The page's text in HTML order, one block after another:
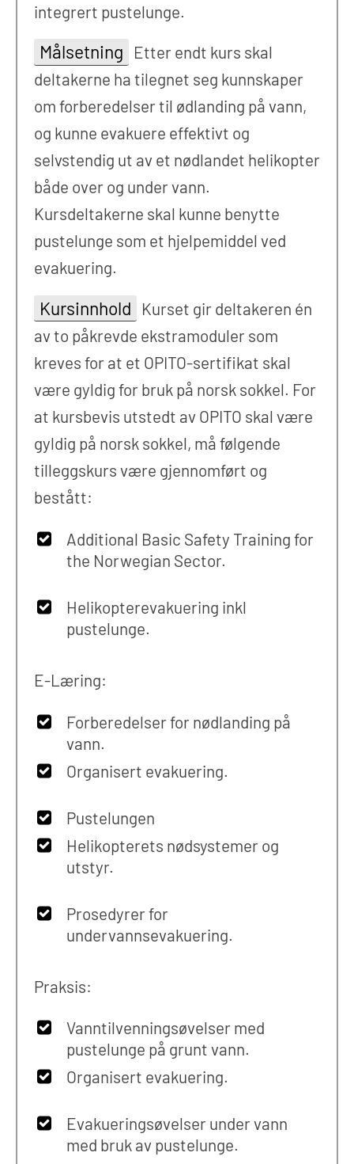
integrert pustelunge.
Målsetning
Etter endt kurs skal
deltakerne ha tilegnet seg kunnskaper
om forberedelser til ødlanding på vann,
og kunne evakuere effektivt og
selvstendig ut av et nødlandet helikopter
både over og under vann.
Kursdeltakerne skal kunne benytte
pustelunge som et hjelpemiddel ved
evakuering.
Kursinnhold
Kurset gir deltakeren én
av to påkrevde ekstramoduler som
kreves for at et OPITO-sertifikat skal
være gyldig for bruk på norsk sokkel. For
at kursbevis utstedt av OPITO skal være
gyldig på norsk sokkel, må følgende
tilleggskurs være gjennomført og
bestått:
Additional Basic Safety Training for
the Norwegian Sector.
Helikopterevakuering inkl
pustelunge.
E-Læring:
Forberedelser for nødlanding på
vann.
Organisert evakuering.
Pustelungen
Helikopterets nødsystemer og
utstyr.
Prosedyrer for
undervannsevakuering.
Praksis:
Vanntilvenningsøvelser med
pustelunge på grunt vann.
Organisert evakuering.
Evakueringsøvelser under vann
med bruk av pustelunge.